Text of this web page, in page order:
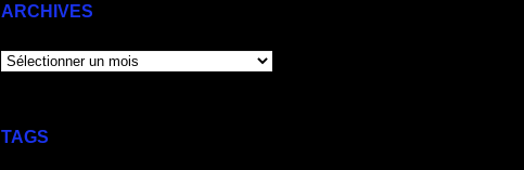
ARCHIVES
ARCHIVES
TAGS